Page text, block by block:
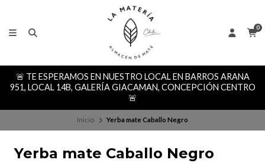
0
🚨 TE ESPERAMOS EN NUESTRO LOCAL EN BARROS ARANA
951, LOCAL 14B, GALERÍA GIACAMAN, CONCEPCIÓN CENTRO
🚨
Inicio Yerba mate Caballo Negro
Yerba mate Caballo Negro